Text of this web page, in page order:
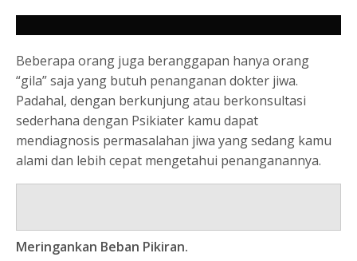
Beberapa orang juga beranggapan hanya orang
“gila” saja yang butuh penanganan dokter jiwa.
Padahal, dengan berkunjung atau berkonsultasi
sederhana dengan Psikiater kamu dapat
mendiagnosis permasalahan jiwa yang sedang kamu
alami dan lebih cepat mengetahui penanganannya.
Meringankan Beban Pikiran.